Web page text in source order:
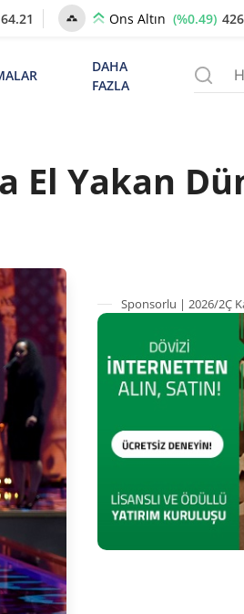
64.21 Ons Altın (%0.49)
DAHA
FAZLA
El Yakan
Sponsorlu | 2026/2Ç